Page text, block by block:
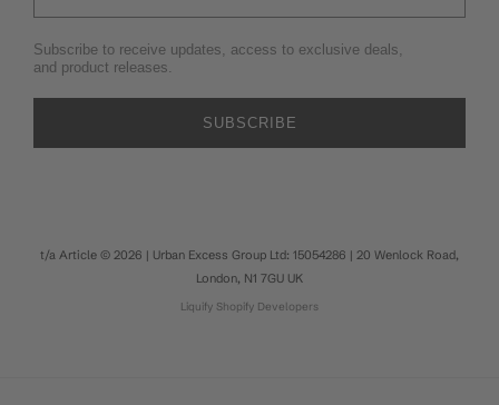
Subscribe to receive updates, access to exclusive deals,
and product releases.
SUBSCRIBE
t/a Article © 2026 | Urban Excess Group Ltd: 15054286 | 20 Wenlock Road,
London, N1 7GU UK
Liquify Shopify Developers